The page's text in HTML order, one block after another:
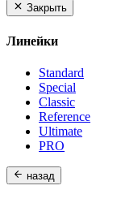
Закрыть
Линейки
Standard
Special
Classic
Reference
Ultimate
PRO
назад